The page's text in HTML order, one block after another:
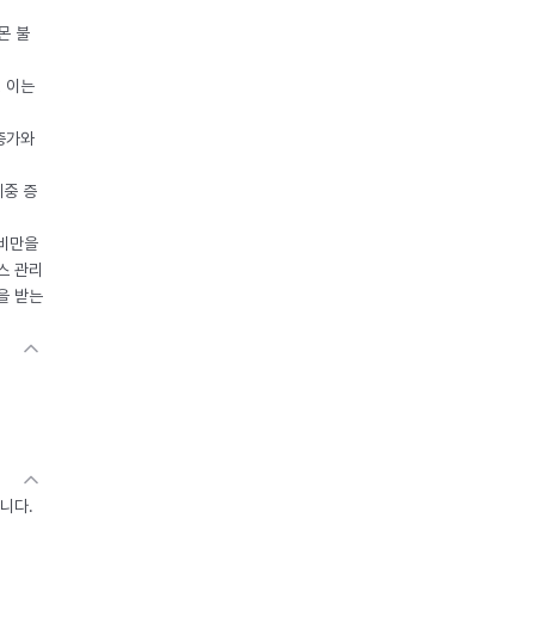
불
이는
가와
중 증
만을
관리
받는
다.